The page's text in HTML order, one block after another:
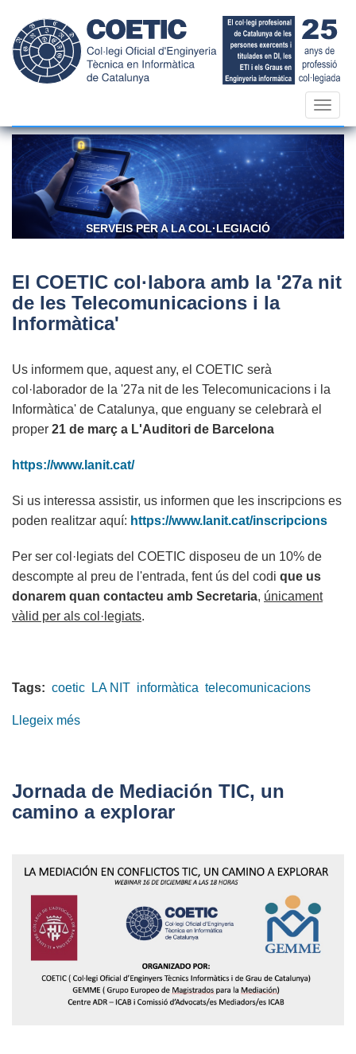
contingut
PER A LA COL·LEGIACIÓ
El COETIC col·labora amb la '27a nit
de les Telecomunicacions i la
Informàtica'
Us informem que, aquest any, el COETIC serà
col·laborador de la '27a nit de les Telecomunicacions i la
Informàtica' de Catalunya, que enguany se celebrarà el
proper 21 de març a L'Auditori de Barcelona
https://www.lanit.cat/
Si us interessa assistir, us informen que les inscripcions es
poden realitzar aquí: https://www.lanit.cat/inscripcions
Per ser col·legiats del COETIC disposeu de un 10% de
descompte al preu de l'entrada, fent ús del codi que us
donarem quan contacteu amb Secretaria, únicament
vàlid per als col·legiats.
Tags: coetic LA NIT informàtica telecomunicacions
Llegeix més
amb
la
de
Telecomunicacions
Informàtica'
Jornada de Mediación TIC, un
camino a explorar